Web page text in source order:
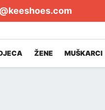
ŽENE MUŠKARCI